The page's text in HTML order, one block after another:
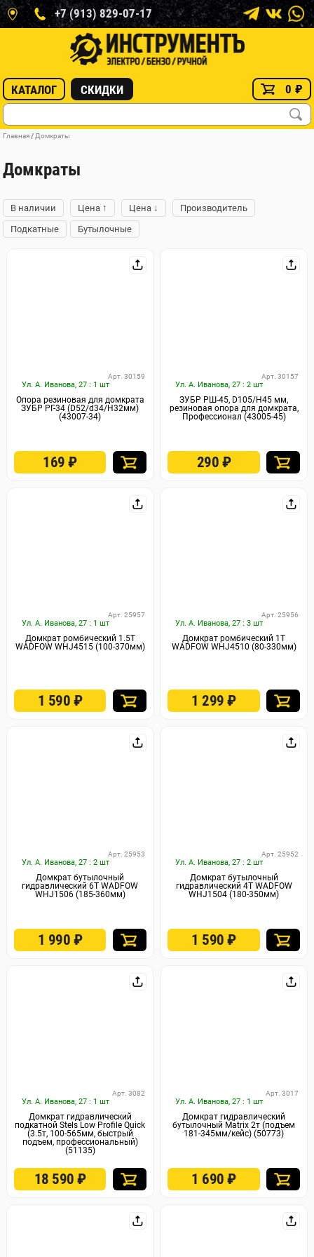
+7 (913) 829-07-17
КАТАЛОГ СКИДКИ 0 ₽
Главная / Домкраты
Домкраты
В наличии Цена ↑ Цена ↓
Производитель
Подкатные
Бутылочные
Ул. А. Иванова, 27 : 1 шт
Арт. 30159
Опора резиновая для домкрата
ЗУБР РГ-34 (D52/d34/H32мм)
(43007-34)
169₽
Ул. А. Иванова, 27 : 2 шт
Арт. 30157
ЗУБР РШ-45, D105/H45 мм,
резиновая опора для домкрата,
Профессионал (43005-45)
290 ₽
Ул. А. Иванова, 27 : 1 шт
Арт. 25957
Домкрат ромбический 1.5Т
WADFOW WHJ4515 (100-370мм)
1 590 ₽
Ул. А. Иванова, 27 : 3 шт
Арт. 25956
Домкрат ромбический 1Т
WADFOW WHJ4510 (80-330мм)
1 299₽
Ул. А. Иванова, 27 : 2 шт
Арт. 25953
Домкрат бутылочный
гидравлический 6Т WADFOW
WHJ1506 (185-360мм)
1 990 ₽
Ул. А. Иванова, 27 : 2 шт
Арт. 25952
Домкрат бутылочный
гидравлический 4Т WADFOW
WHJ1504 (180-350мм)
1 590₽
Ул. А. Иванова, 27 : 1 шт
Арт. 3082
Домкрат гидравлический
подкатной Stels Low Profile Quick
(3.5т, 100-565мм, быстрый
подъем, профессиональный)
(51135)
18 590₽
Ул. А. Иванова, 27 : 1 шт
Арт. 3017
Домкрат гидравлический
бутылочный Matrix 2т (подъем
181-345мм/кейс) (50773)
1 690₽